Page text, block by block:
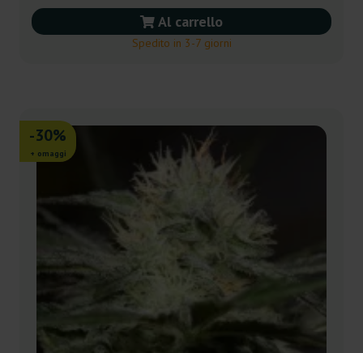
Al carrello
Spedito in 3-7 giorni
-30%
+ omaggi